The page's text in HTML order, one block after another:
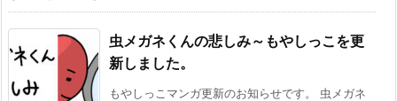
虫メガネくんの悲しみ～もやしっこを更
新しました。
もやしっこマンガ更新のお知らせです。 虫メガネ